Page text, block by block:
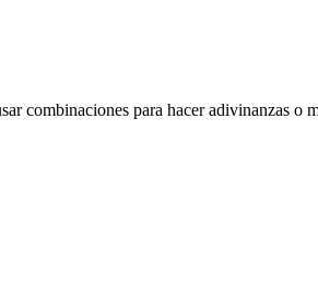
combinaciones para hacer adivinanzas o